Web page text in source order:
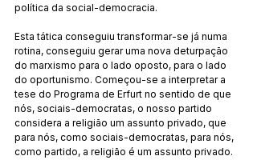
política da social-democracia.
Esta tática conseguiu transformar-se já numa
rotina, conseguiu gerar uma nova deturpação
do marxismo para o lado oposto, para o lado
do oportunismo. Começou-se a interpretar a
tese do Programa de Erfurt no sentido de que
nós, sociais-democratas, o nosso partido
considera a religião um assunto privado, que
para nós, como sociais-democratas, para nós,
como partido, a religião é um assunto privado.